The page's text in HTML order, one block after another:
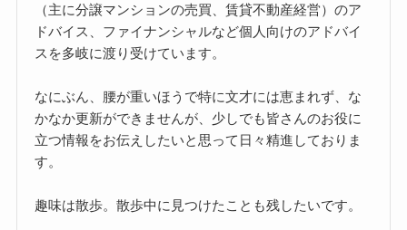
（主に分譲マンションの売買、賃貸不動産経営）のア
ドバイス、ファイナンシャルなど個人向けのアドバイ
スを多岐に渡り受けています。
なにぶん、腰が重いほうで特に文才には恵まれず、な
かなか更新ができませんが、少しでも皆さんのお役に
立つ情報をお伝えしたいと思って日々精進しておりま
す。
趣味は散歩。散歩中に見つけたことも残したいです。